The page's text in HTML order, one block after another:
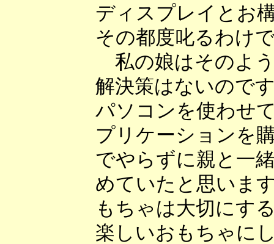
ディスプレイとお
その都度叱るわけ
私の娘はそのよ
解決策はないので
パソコンを使わせ
プリケーションを
でやらずに親と一
めていたと思いま
もちゃは大切にす
楽しいおもちゃに